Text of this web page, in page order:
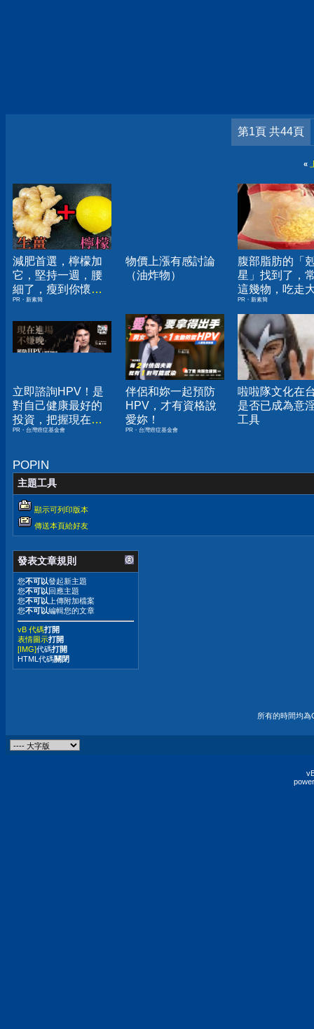
第1頁 共44頁
«
減肥首選，檸檬加
它，堅持一週，腰
細了，瘦到你懷疑
人生
PR・新素簡
物價上漲有感討論
（油炸物）
腹部脂肪的「
星」找到了，
這幾物，吃走
囊，瘦出小蠻
PR・新素簡
立即諮詢HPV！是
對自己健康最好的
投資，把握現在不
嫌晚！
PR・台灣癌症基金會
伴侶和妳一起預防
HPV，才有資格說
愛妳！
PR・台灣癌症基金會
啦啦隊文化在
是否已成為意
工具
POPIN
主題工具
顯示可列印版本
傳送本頁給好友
發表文章規則
您不可以發起新主題
您不可以 回應主題
您不可以 上傳附加檔案
您不可以編輯您的文章
vB 代碼打開
表情圖示打開
[IMG]代碼打開
HTML代碼關閉
所有的時間均為